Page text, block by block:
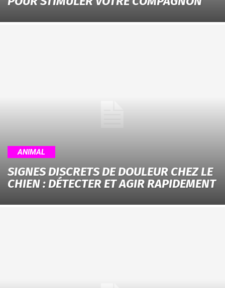
ANIMAL
SIGNES DISCRETS DE DOULEUR CHEZ LE
CHIEN : DÉTECTER ET AGIR RAPIDEMENT